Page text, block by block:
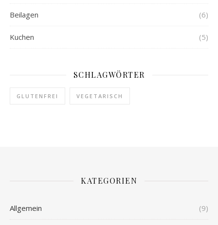
Beilagen (6)
Kuchen (5)
SCHLAGWÖRTER
GLUTENFREI VEGETARISCH
KATEGORIEN
Allgemein (9)